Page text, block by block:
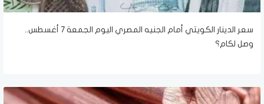
سعر الدينار الكويتي أمام الجنيه المصري اليوم الجمعة 7 أغسطس..
وصل لكام؟